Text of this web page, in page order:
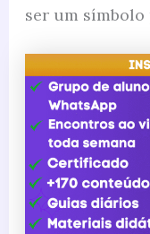
ser um símbolo